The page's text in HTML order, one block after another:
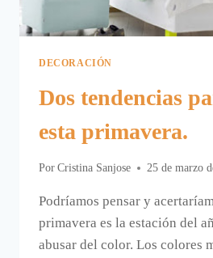
DECORACIÓN
Dos tendencias
esta primavera.
Por Cristina Sanjose 25 de marzo
Podríamos pensar y
primavera es la estación del
abusar del color. Los colores